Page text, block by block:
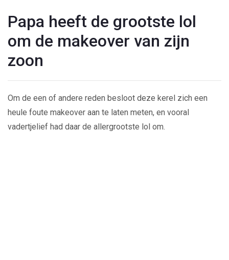
Papa heeft de grootste lol
om de makeover van zijn
zoon
Om de een of andere reden besloot deze kerel zich een
heule foute makeover aan te laten meten, en vooral
vadertjelief had daar de allergrootste lol om.